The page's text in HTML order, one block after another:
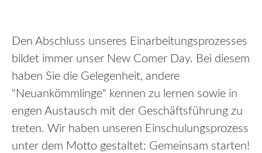
Den Abschluss unseres Einarbeitungsprozesses
bildet immer unser New Comer Day. Bei diesem
haben Sie die Gelegenheit, andere
"Neuankömmlinge" kennen zu lernen sowie in
engen Austausch mit der Geschäftsführung zu
treten. Wir haben unseren Einschulungsprozess
unter dem Motto gestaltet: Gemeinsam starten!